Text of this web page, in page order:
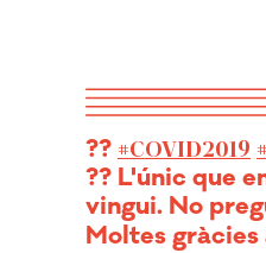
?? #COVID2019
?? L'únic que
vingui. No
Moltes